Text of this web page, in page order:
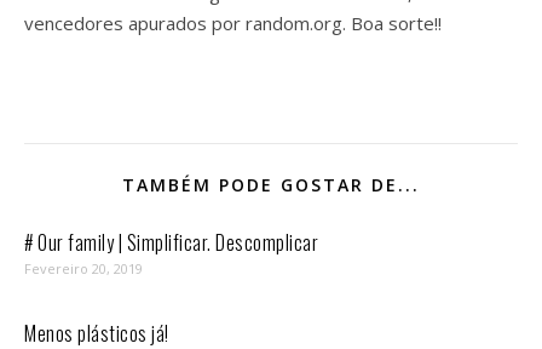
vencedores apurados por random.org. Boa sorte!!
TAMBÉM PODE GOSTAR DE...
# Our family | Simplificar. Descomplicar
Fevereiro 20, 2019
Menos plásticos já!